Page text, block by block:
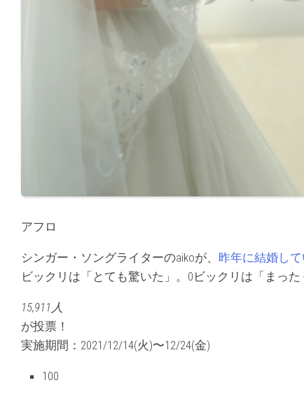
アフロ
シンガー・ソングライターのaikoが、 昨年に結婚し
ビックリは「とても驚いた」。0ビックリは「まった
15,911人
が投票！
実施期間：2021/12/14(火)〜12/24(金)
100